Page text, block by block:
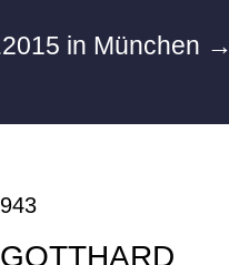
in München
943
GOTTHARD